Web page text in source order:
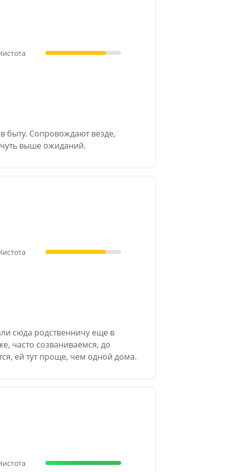
быту. Сопровождают везде,
выше ожиданий.
сюда родственничу еще в
часто созваниваемся, до
ей тут проще, чем одной дома.